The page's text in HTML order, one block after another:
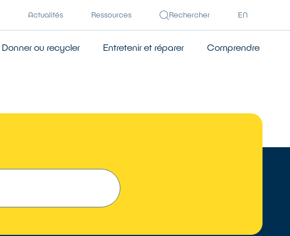
Actualités Ressources Rechercher EN
Donner ou recycler Entretenir et réparer Comprendre